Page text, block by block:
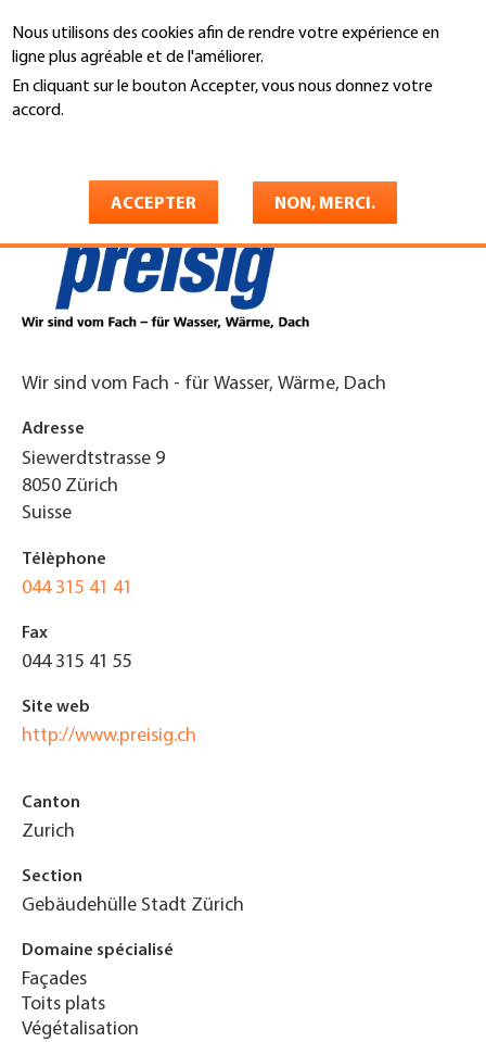
Nous utilisons des cookies afin de rendre votre expérience en
ligne plus agréable et de l'améliorer.
En cliquant sur le bouton Accepter, vous nous donnez votre
accord.
ACCEPTER NON, MERCI.
au
contenu
principal
Recherche
You
Wir sind vom Fach - für Wasser, Wärme, Dach
Adresse
Siewerdtstrasse 9
8050 Zürich
Suisse
Télèphone
044 315 41 41
Fax
044 315 41 55
Site web
http://www.preisig.ch
Canton
Zurich
Section
Gebäudehülle Stadt Zürich
Domaine spécialisé
Façades
Toits plats
Végétalisation